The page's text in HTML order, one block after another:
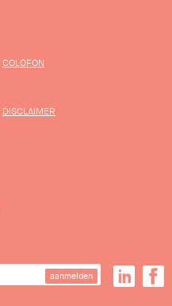
COLOFON
DISCLAIMER